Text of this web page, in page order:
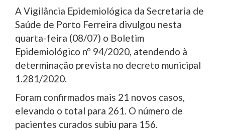
A Vigilância Epidemiológica da Secretaria de
Saúde de Porto Ferreira divulgou nesta
quarta-feira (08/07) o Boletim
Epidemiológico nº 94/2020, atendendo à
determinação prevista no decreto municipal
1.281/2020.
Foram confirmados mais 21 novos casos,
elevando o total para 261. O número de
pacientes curados subiu para 156.